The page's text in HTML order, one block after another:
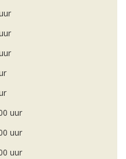
uur
uur
uur